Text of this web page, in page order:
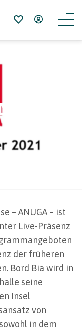
– ANUGA – ist
Live-Präsenz
der früheren
Bord Bia wird in
seine
Insel
von
in dem